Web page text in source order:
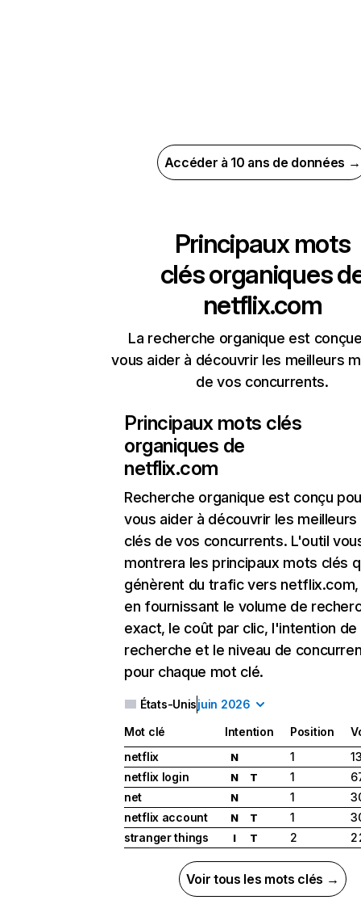
Accéder à 10 ans de données →
Principaux mots
clés organiques
netflix.com
La recherche organique est
vous aider à découvrir les meilleurs
de vos concurrents.
Principaux mots clés
organiques de
netflix.com
Recherche organique est conçu
vous aider à découvrir les
clés de vos concurrents. L'outil
montrera les principaux mots clés
génèrent du trafic vers
en fournissant le volume de
exact, le coût par clic, l'intention de
recherche et le niveau de
pour chaque mot clé.
États-Unisjuin 2026
Mot clé Intention Position
netflix
N 1
netflix login
N T 1
net
N 1
netflix account
N T 1
stranger things
I T 2 2
Voir tous les mots clés →